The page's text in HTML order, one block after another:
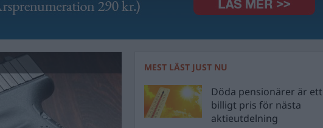
MEST LÄST JUST NU
Döda pensionärer är ett
billigt pris för nästa
aktieutdelning